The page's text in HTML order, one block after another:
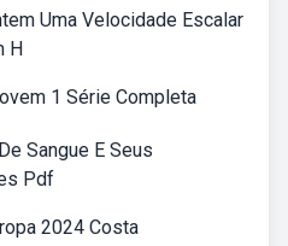
Uma Velocidade Escalar
H
1 Série Completa
Sangue E Seus
Pdf
2024 Costa